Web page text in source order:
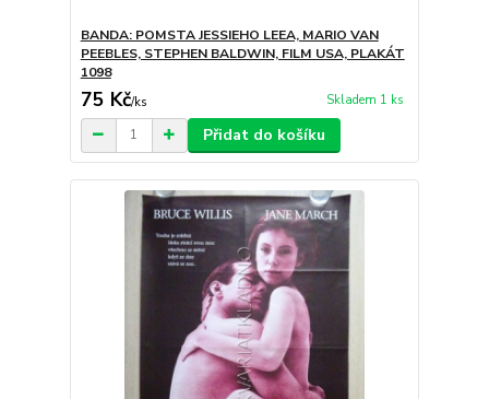
BANDA: POMSTA JESSIEHO LEEA, MARIO VAN
PEEBLES, STEPHEN BALDWIN, FILM USA, PLAKÁT
1098
75 Kč/ks Skladem 1 ks
Přidat do košíku